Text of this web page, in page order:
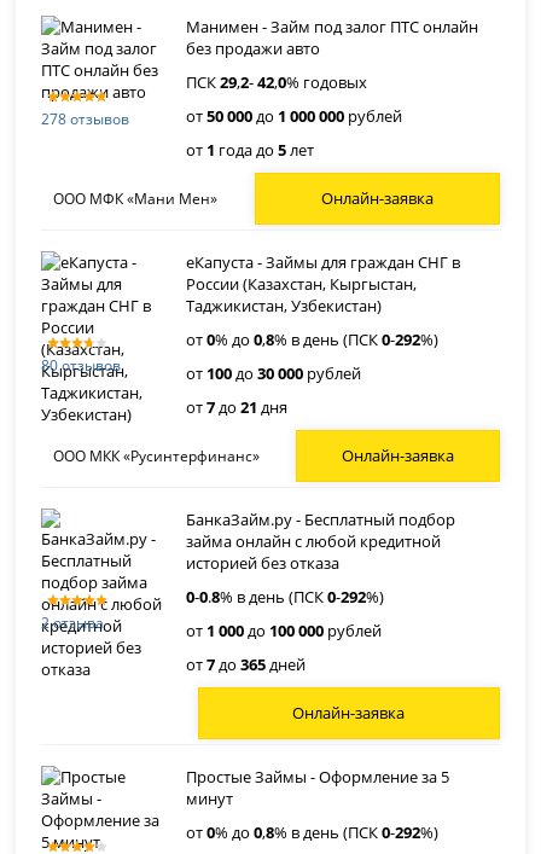
278 отзывов
Манимен - Займ под залог ПТС онлайн
без продажи авто
ПСК29,2-42,0% годовых
от50 000до 1 000 000 рублей
от 1 года до5лет
ООО МФК «Мани Мен» Онлайн-заявка
80 отзывов
еКапуста - Займы для граждан СНГ в
России (Казахстан, Кыргыстан,
Таджикистан, Узбекистан)
от0% до0,8% в день (ПСК0-292%)
от 100до30 000 рублей
от7до21 дня
ООО МКК «Русинтерфинанс» Онлайн-заявка
2 отзыва
БанкаЗайм.ру - Бесплатный подбор
займа онлайн с любой кредитной
историей без отказа
0-0.8% в день (ПСК0-292%)
от 1 000до 100 000 рублей
от7до365дней
Онлайн-заявка
Простые Займы - Оформление за 5
минут
от0% до0,8% в день (ПСК0-292%)